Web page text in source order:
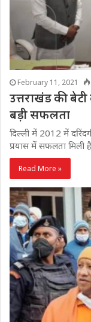
February 11, 2021
उत्तराखंड की
बड़ी सफलता
दिल्ली में 2012 में
प्रयास में सफलता मिली
Read More »